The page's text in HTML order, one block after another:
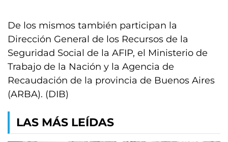
De los mismos también participan la
Dirección General de los Recursos de la
Seguridad Social de la AFIP, el Ministerio de
Trabajo de la Nación y la Agencia de
Recaudación de la provincia de Buenos Aires
(ARBA). (DIB)
LAS MÁS LEÍDAS